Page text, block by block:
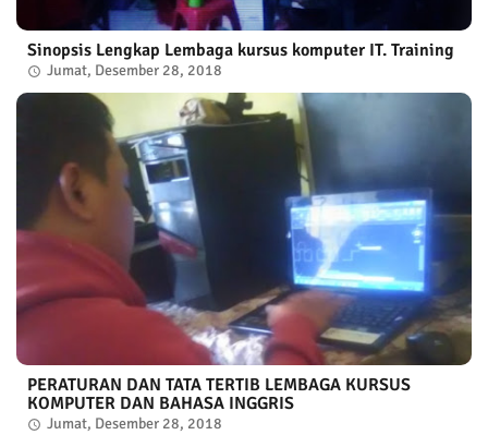
Sinopsis Lengkap Lembaga kursus komputer IT. Training
Jumat, Desember 28, 2018
PERATURAN DAN TATA TERTIB LEMBAGA KURSUS
KOMPUTER DAN BAHASA INGGRIS
Jumat, Desember 28, 2018